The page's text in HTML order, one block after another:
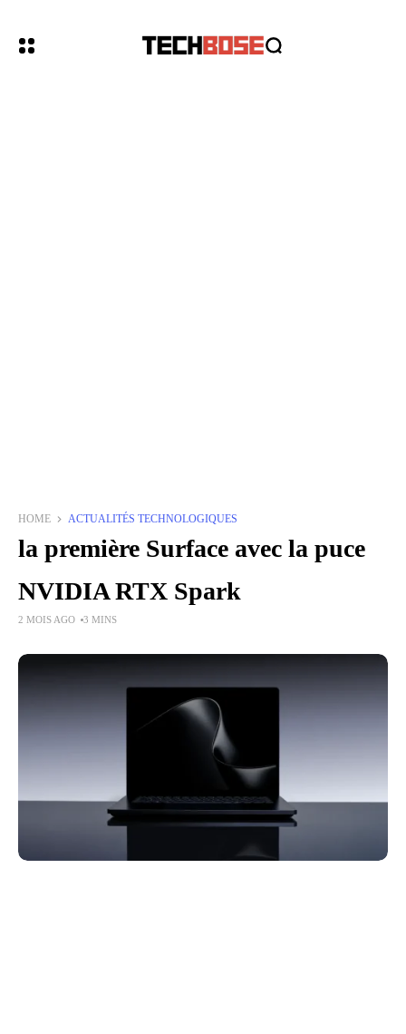
HOME ACTUALITÉS TECHNOLOGIQUES
la première Surface avec la puce
NVIDIA RTX Spark
2 MOIS AGO 3 MINS